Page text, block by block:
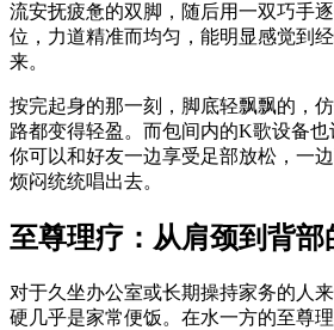
流安抚疲惫的双脚，随后用一双巧手
位，力道精准而均匀，能明显感觉到
来。
按完起身的那一刻，脚底轻飘飘的，
路都变得轻盈。而包间内的K歌设备也
你可以和好友一边享受足部放松，一
烦闷统统唱出去。
至尊理疗：从肩颈到背部
对于久坐办公室或长期操持家务的人
硬几乎是家常便饭。在水一方的至尊